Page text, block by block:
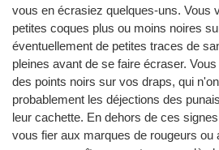
vous en écrasiez quelques-uns. Vous
petites coques plus ou moins noires
éventuellement de petites traces de
pleines avant de se faire écraser.
des points noirs sur vos draps, qui
probablement les déjections des
leur cachette. En dehors de ces
vous fier aux marques de rougeurs ou